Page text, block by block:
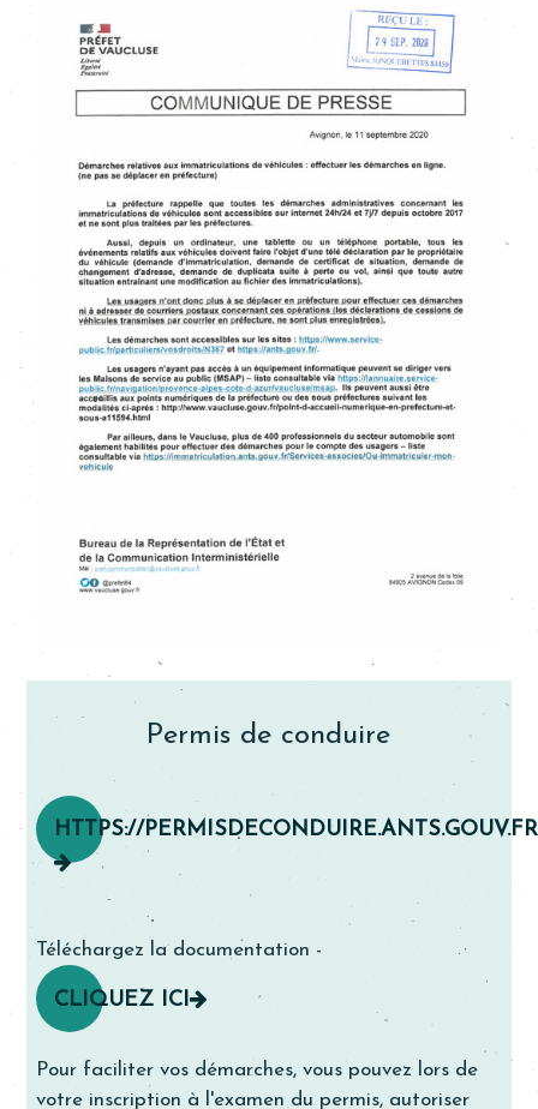
Permis de conduire
HTTPS://PERMISDECONDUIRE.ANTS.GOUV.FR
Téléchargez la documentation -
CLIQUEZ ICI
Pour faciliter vos démarches, vous pouvez lors de
votre inscription à l'examen du permis, autoriser